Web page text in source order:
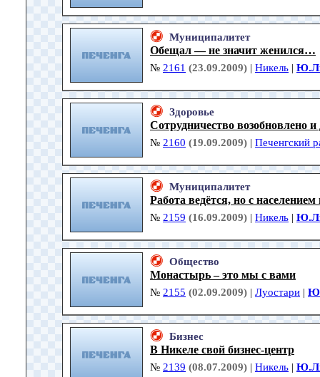
Муниципалитет
Обещал — не значит женился…
№ 2161 (23.09.2009) | Никель |
Здоровье
Сотрудничество возобновлено
№ 2160 (19.09.2009) | Печенгский
Муниципалитет
Работа ведётся, но с населением
№ 2159 (16.09.2009) | Никель |
Общество
Монастырь – это мы с вами
№ 2155 (02.09.2009) | Луостари |
Бизнес
В Никеле свой бизнес-центр
№ 2139 (08.07.2009) | Никель |